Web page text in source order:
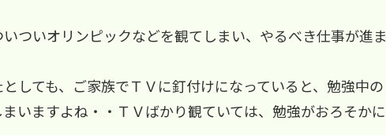
ついオリンピックなどを観てしまい、やるべき仕事が進ま
しても、ご家族でＴＶに釘付けになっていると、勉強中の
いますよね・・ＴＶばかり観ていては、勉強がおろそかに